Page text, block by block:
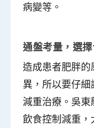
病變等。
通盤考量，選
造成患者肥胖
異，所以要仔
減重治療。吳
飲食控制減重，